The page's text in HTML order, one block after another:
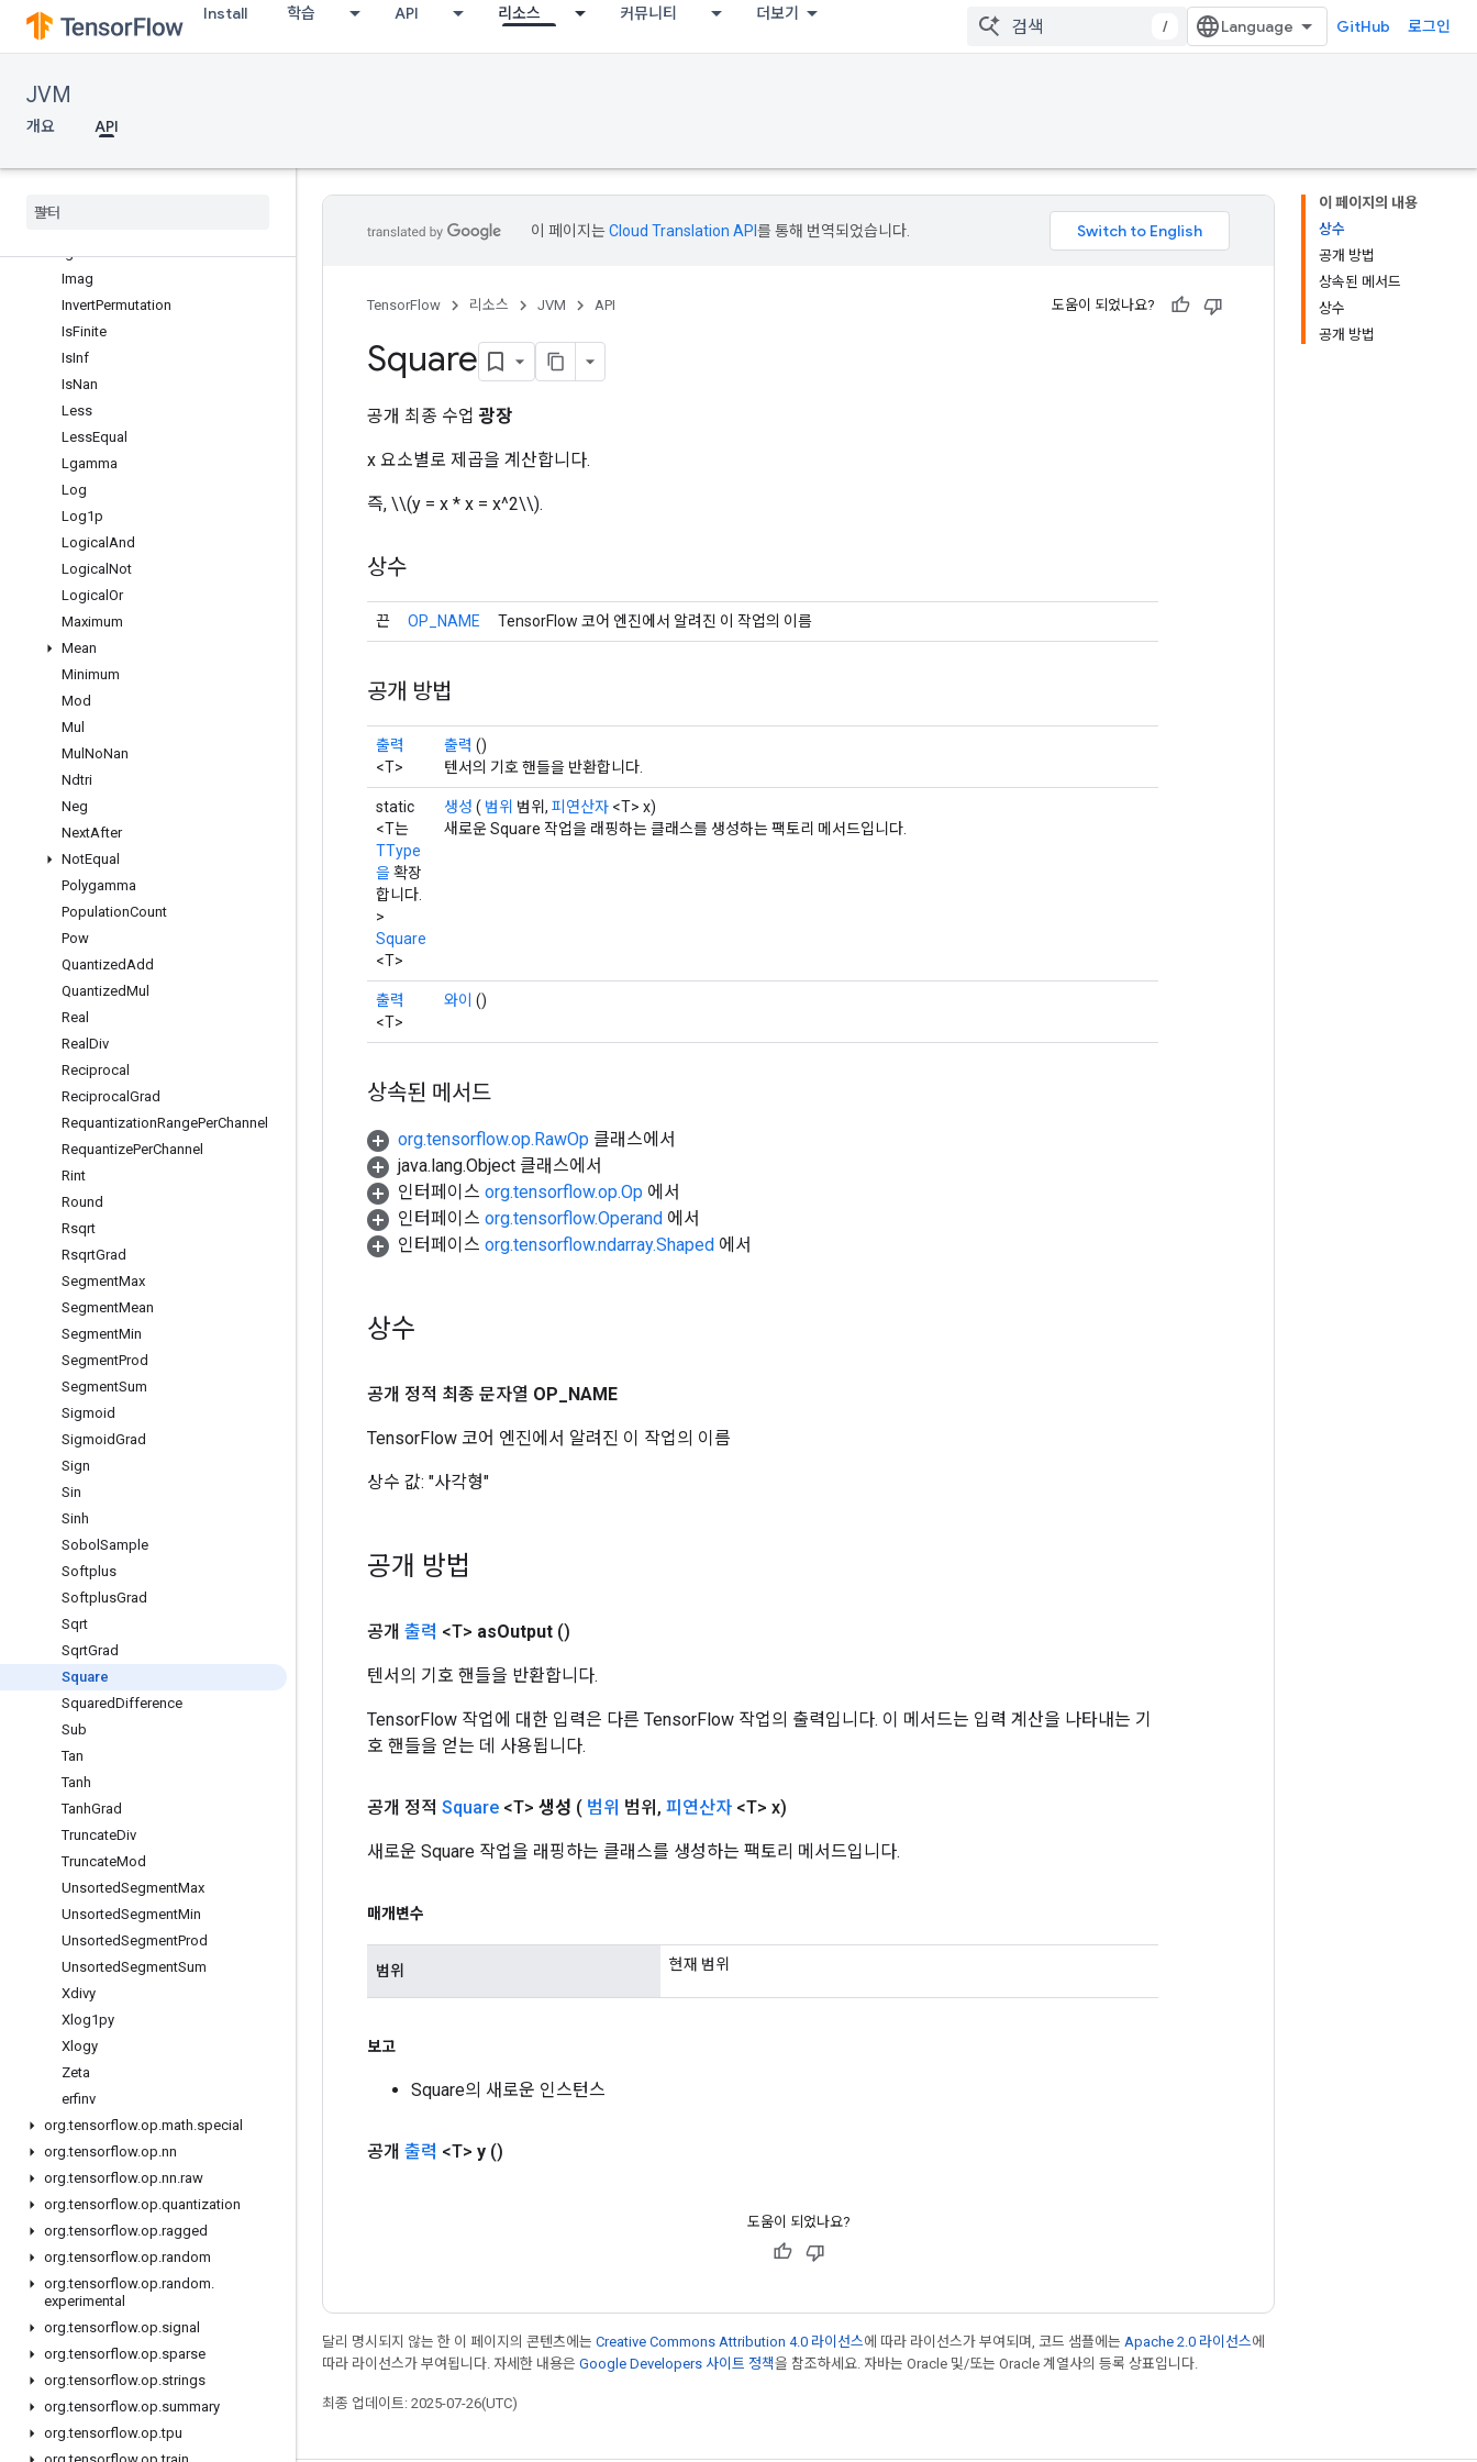
Install 학습 API 리소스 커뮤니티 더보기
/ GitHub 로그인
JVM
개요 API
Expm1
Fact
FloorDiv
FloorMod
GreaterEqual
Igammac
Imag
InvertPermutation
IsFinite
IsInf
IsNan
Less
LessEqual
Lgamma
Log
Log1p
Logical And
Logical Not
Logical Or
Maximum
Mean
Minimum
Mod
Mul
Mul NoNan
Ndtri
Neg
NextAfter
NotEqual
Polygamma
PopulationCount
Pow
QuantizedAdd
QuantizedMul
Real
Real Div
Reciprocal
Reciprocal Grad
RequantizationRangePerChannel
RequantizePerChannel
Rint
Round
Rsqrt
RsqrtGrad
SegmentMax
SegmentMean
SegmentMin
SegmentProd
SegmentSum
Sigmoid
SigmoidGrad
Sign
Sin
Sinh
Sobol Sample
Softplus
SoftplusGrad
Sqrt
SqrtGrad
Square
SquaredDifference
Sub
Tan
Tanh
TanhGrad
TruncateDiv
TruncateMod
UnsortedSegmentMax
UnsortedSegmentMin
UnsortedSegmentProd
UnsortedSegmentSum
Xdivy
Xlog1py
Xlogy
Zeta
erfinv
org.tensorflow.op.math.special
org.tensorflow.op.nn
org.tensorflow.op.nn.raw
org.tensorflow.op.quantization
org.tensorflow.op.ragged
org.tensorflow.op.random
org.tensorflow.op.random.
experimental
org.tensorflow.op.signal
org.tensorflow.op.sparse
org.tensorflow.op.strings
org.tensorflow.op.summary
org.tensorflow.op.tpu
이 페이지의 내용
상수
공개 방법
상속된 메서드
상수
공개 방법
이 페이지는Cloud Translation API 를 통해 번역되었습니다.
TensorFlow 리소스 JVM API 도움이 되었나요?
Square
공개 최종 수업광장
x 요소별로 제곱을 계산합니다.
즉, \\(y = x * x = x^2\\).
상수
끈 OP_NAME TensorFlow 코어 엔진에서 알려진 이 작업의 이름
공개 방법
출력
<T>
출력 ()
텐서의 기호 핸들을 반환합니다.
static
<T는
TType
을확장
합니다.
>
Square
<T>
생성 ( 범위 범위, 피연산자 <T> x)
새로운 Square 작업을 래핑하는 클래스를 생성하는 팩토리 메서드입니다.
출력
<T>
와이 ()
상속된 메서드
org.tensorflow.op.RawOp 클래스에서
java.lang.Object 클래스에서
인터페이스 org.tensorflow.op.Op 에서
인터페이스 org.tensorflow.Operand 에서
인터페이스 org.tensorflow.ndarray.Shaped 에서
상수
공개 정적 최종 문자열 OP NAME
TensorFlow 코어 엔진에서 알려진 이 작업의 이름
상수 값: "사각형"
공개 방법
공개 출력 <T> asOutput ()
텐서의 기호 핸들을 반환합니다.
TensorFlow 작업에 대한 입력은 다른 TensorFlow 작업의 출력입니다. 이 메서드는 입력 계산을 나타내는 기
호 핸들을 얻는 데 사용됩니다.
공개 정적 Square <T> 생성 ( 범위 범위 , 피연산자 <T> x)
새로운 Square 작업을 래핑하는 클래스를 생성하는 팩토리 메서드입니다.
매개변수
범위 현재 범위
보고
Square의 새로운 인스턴스
공개 출력 <T> y ()
도움이 되었나요?
달리 명시되지 않는 한 이 페이지의 콘텐츠에는 Creative Commons Attribution 4.0 라이선스에 따라 라이선스가 부여되며, 코드 샘플에는 Apache 2.0 라이선스에
따라 라이선스가 부여됩니다. 자세한 내용은 Google Developers 사이트 정책을 참조하세요. 자바는 Oracle 및/또는 Oracle 계열사의 등록 상표입니다.
최종 업데이트: 2025-07-26(UTC)